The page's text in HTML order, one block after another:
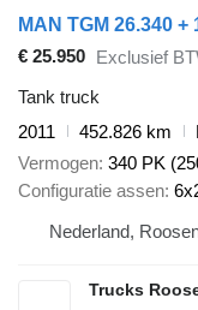
MAN TGM 26.340 +
€ 25.950 Exclusief
Tank truck
2011
452.826 km
Vermogen 340 PK
Configuratie assen
Nederland,
Trucks